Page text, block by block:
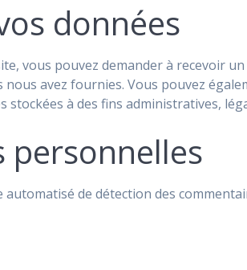
données
vous pouvez demander à recevoir
avez fournies. Vous pouvez
à des fins administratives,
personnelles
automatisé de détection des